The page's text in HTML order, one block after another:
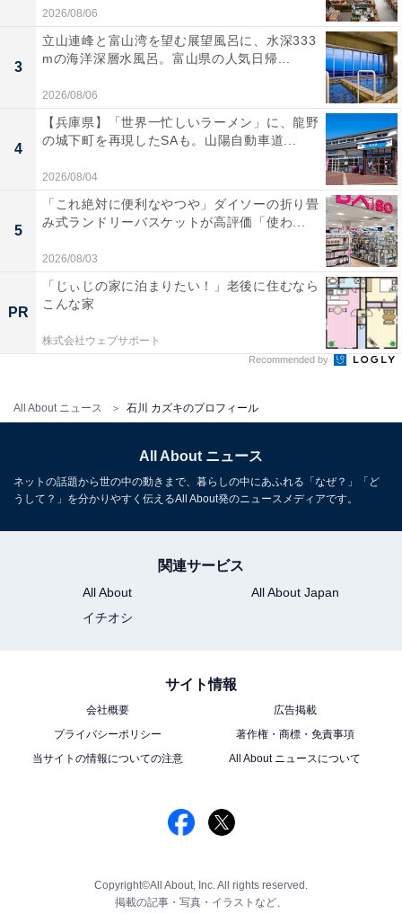
All About ニュース 石川 カズキのプロフィール
2026/08/06
3
立山連峰と富山湾を望む展望風呂に、水深333
mの海洋深層水風呂。富山県の人気日帰...
2026/08/06
4
【兵庫県】「世界一忙しいラーメン」に、龍野
の城下町を再現したSAも。山陽自動車道...
2026/08/04
5
「これ絶対に便利なやつや」ダイソーの折り畳
み式ランドリーバスケットが高評価「使わ...
2026/08/03
PR
「じぃじの家に泊まりたい！」老後に住むなら
こんな家
株式会社ウェブサポート
Recommended by
All About ニュース
ネットの話題から世の中の動きまで、暮らしの中にあふれる「なぜ？」「ど
うして？」を分かりやすく伝えるAll About発のニュースメディアです。
関連サービス
All About
All About Japan
イチオシ
サイト情報
会社概要
広告掲載
プライバシーポリシー
著作権・商標・免責事項
当サイトの情報についての注意
All About ニュースについて
Copyright©All About, Inc. All rights reserved.
掲載の記事・写真・イラストなど、